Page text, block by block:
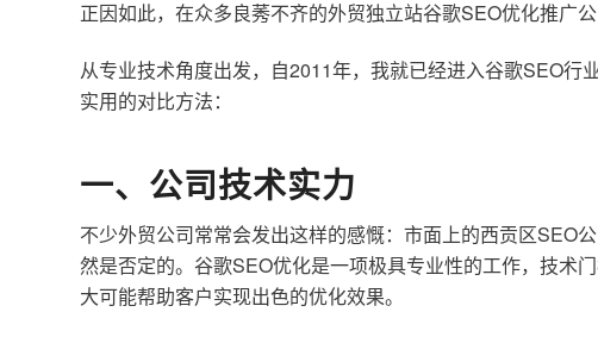
正因如此，在众多良莠不齐的外贸独立站谷歌SEO优化推广
从专业技术角度出发，自2011年，我就已经进入谷歌SEO
实用的对比方法：
一、公司技术实力
不少外贸公司常常会发出这样的感慨：市面上的西贡区SEO
然是否定的。谷歌SEO优化是一项极具专业性的工作，技术
大可能帮助客户实现出色的优化效果。